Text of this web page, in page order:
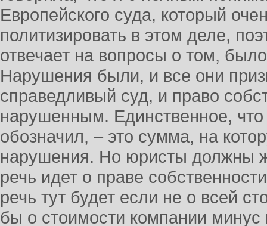
Европейского суда, который
политизировать в этом деле,
отвечает на вопросы о том,
Нарушения были, и все они
справедливый суд, и право
нарушенным. Единственное,
обозначил, – это сумма, на
нарушения. Но юристы должны
речь идет о праве
речь тут будет если не о всей
бы о стоимости компании минус